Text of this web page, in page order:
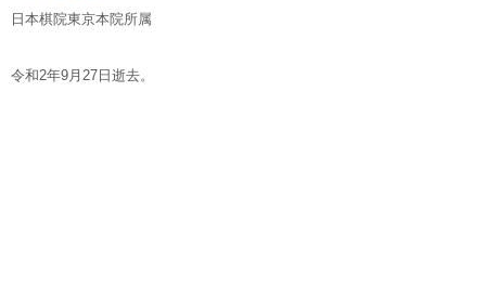
日本棋院東京本院所属
令和2年9月27日逝去。